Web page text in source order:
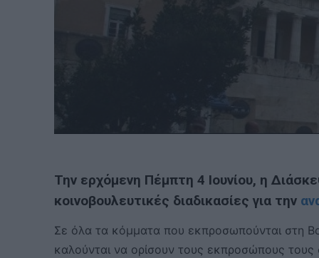
Την ερχόμενη Πέμπτη 4 Ιουνίου, η
κοινοβουλευτικές διαδικασίες για την
Σε όλα τα κόμματα που εκπροσωπούνται στη
καλούνται να ορίσουν τους εκπροσώπους τους